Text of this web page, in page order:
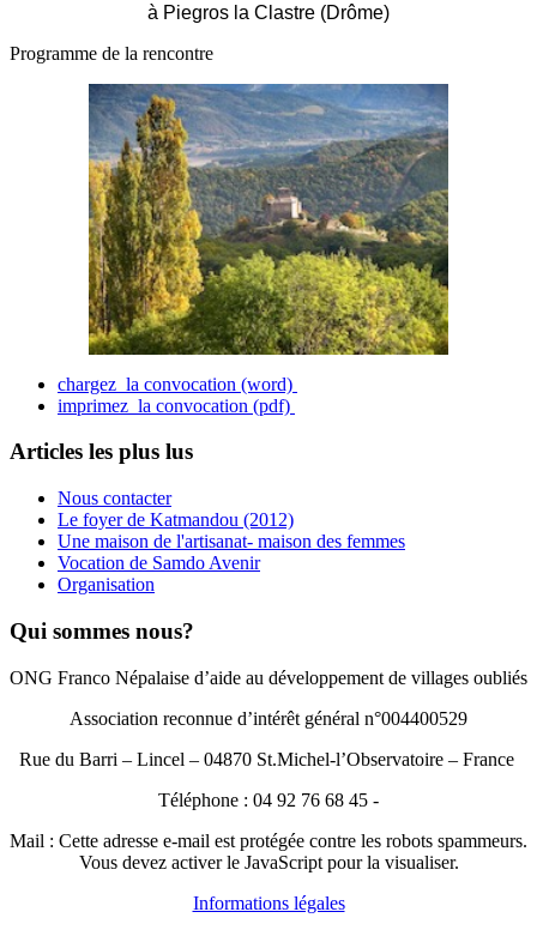
à Piegros la Clastre (Drôme)
Programme de la rencontre
chargez la convocation (word)
imprimez la convocation (pdf)
Articles les plus lus
Nous contacter
Le foyer de Katmandou (2012)
Une maison de l'artisanat- maison des femmes
Vocation de Samdo Avenir
Organisation
Qui sommes nous?
ONG Franco Népalaise d’aide au développement de villages oubliés
Association reconnue d’intérêt général n°004400529
Rue du Barri – Lincel – 04870 St.Michel-l’Observatoire – France
Téléphone : 04 92 76 68 45 -
Mail : Cette adresse e-mail est protégée contre les robots spammeurs.
Vous devez activer le JavaScript pour la visualiser.
Informations légales